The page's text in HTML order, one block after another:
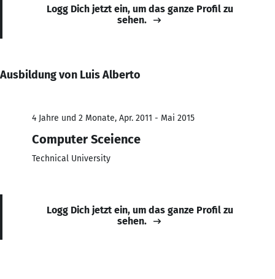
Logg Dich jetzt ein, um das ganze Profil zu
sehen.
Ausbildung von Luis Alberto
4 Jahre und 2 Monate, Apr. 2011 - Mai 2015
Computer Sceience
Technical University
Logg Dich jetzt ein, um das ganze Profil zu
sehen.